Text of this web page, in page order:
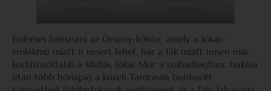
Érdemes felmászni az Örvény-kőhöz, amely a Jókai-
emlékmű miatt is ismert lehet, bár a fák miatt innen már
korlátozottabb a kilátás. Jókai Mór a szabadságharc bukása
után több hónapig a közeli Tardonán bujdosott